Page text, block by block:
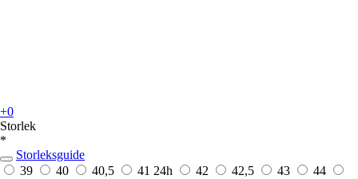
+0
Storlek
*
Storleksguide
39
40 40,5 41 24h 42 42,5 43
44